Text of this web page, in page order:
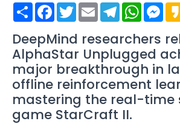
S
h
r
e
F
a
e
b
o
o
k
T
w
t
t
e
r
E
m
i
l
T
e
e
g
r
a
m
W
h
t
s
A
p
p
M
e
s
e
n
g
r
DeepMind researchers
AlphaStar Unplugged
major breakthrough in
offline reinforcement
mastering the real-time
game StarCraft II.